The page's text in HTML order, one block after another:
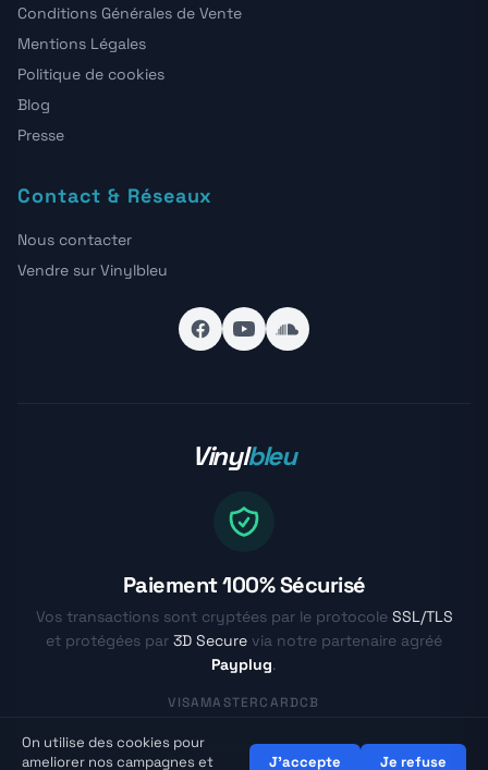
Conditions Générales de Vente
Mentions Légales
Politique de cookies
Blog
Presse
Contact & Réseaux
Nous contacter
Vendre sur Vinylbleu
Vinylbleu
Paiement 100% Sécurisé
Vos transactions sont cryptées par le protocole SSL/TLS
et protégées par 3D Secure via notre partenaire agréé
Payplug.
VISAMASTERCARDCB
© Vinylbleu.fr - La passion du vinyle depuis 2017
On utilise des cookies pour
ameliorer nos campagnes et
J'accepte Je refuse